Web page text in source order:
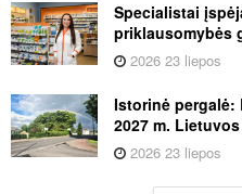
Specialistai
priklausomybės
2026 23 liepos
Istorinė pergalė:
2027 m.
2026 23 liepos